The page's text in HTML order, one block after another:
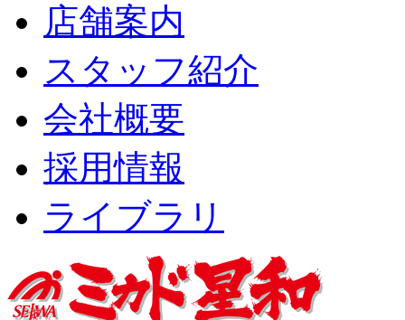
店舗案内
スタッフ紹介
会社概要
採用情報
ライブラリ